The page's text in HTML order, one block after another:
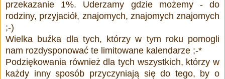
przekazanie 1%. Uderzamy gdzie możemy - do
rodziny, przyjaciół, znajomych, znajomych znajomych
;-)
Wielka buźka dla tych, którzy w tym roku pomogli
nam rozdysponować te limitowane kalendarze ;-*
Podziękowania również dla tych wszystkich, którzy w
każdy inny sposób przyczyniają się do tego, by o